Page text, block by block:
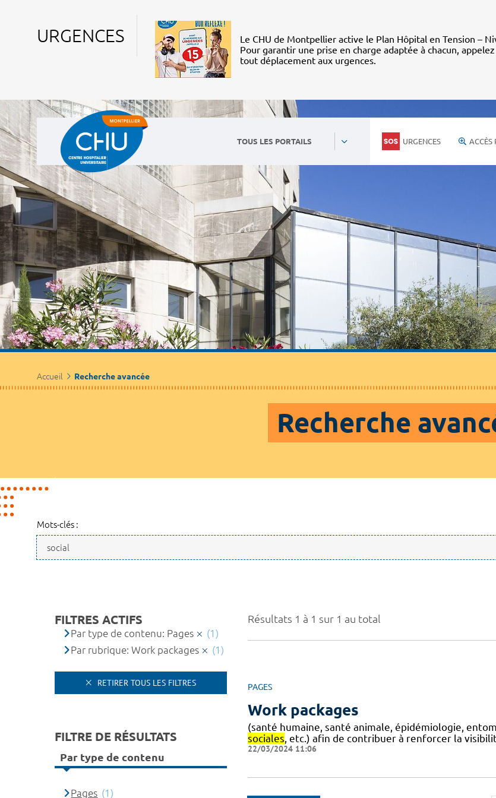
URGENCES
Le CHU de Montpellier active le Plan Hôpital en Tension –
Pour garantir une prise en charge adaptée à chacun,
tout déplacement aux urgences.
TOUS LES PORTAILS URGENCES ACCÈS
Accueil Recherche avancée
Recherche
Mots-clés :
Résultats 1 à 1 sur 1 au total
PAGES
Work packages
(santé humaine, santé animale, épidémiologie,
sociales, etc.) afin de contribuer à renforcer la
22/03/2024 11:06
FILTRES ACTIFS
Par type de contenu: Pages
(1)
Par rubrique: Work packages
(1)
RETIRER TOUS LES FILTRES
FILTRE DE RÉSULTATS
Par type de contenu
Pages (1)